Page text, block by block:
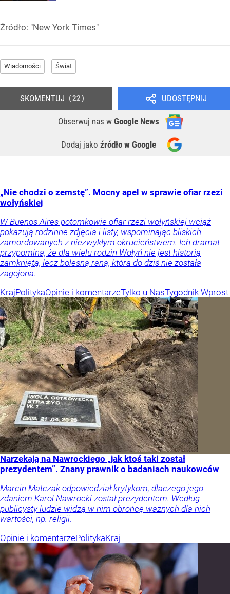
Źródło: "New York Times"
Wiadomości Świat
UDOSTĘPNIJ
Obserwuj nas w Google News
Dodaj jako źródło w Google
SKOMENTUJ 22
„Nie chodzi o zemstę”. Mocny apel w sprawie ofiar rzezi
wołyńskiej
W Buenos Aires potomkowie ofiar rzezi wołyńskiej wciąż
pokazują rodzinne zdjęcia i listy, wspominając bliskich
zamordowanych z niezwykłym okrucieństwem. Ich dramat
przypomina, że dla wielu rodzin Wołyń nie jest historią
zamkniętą, lecz bolesną raną, która do dziś nie została
zagojona.
KrajPolitykaOpinie i komentarzeTylko u NasTygodnik Wprost
Narzekają na Nawrockiego „jak ktoś taki został
prezydentem”. Znany prawnik o badaniach naukowców
Marcin Matczak odpowiedział krytykom, dlaczego jego
zdaniem Karol Nawrocki został prezydentem. Według
publicysty ludzie widzą w nim obrońcę ważnych dla nich
wartości, np. religii.
Opinie i komentarzePolitykaKraj